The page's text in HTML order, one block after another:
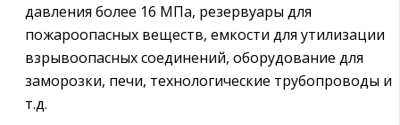
давления более 16 МПа, резервуары для
пожароопасных веществ, емкости для утилизации
взрывоопасных соединений, оборудование для
заморозки, печи, технологические трубопроводы и
т.д.